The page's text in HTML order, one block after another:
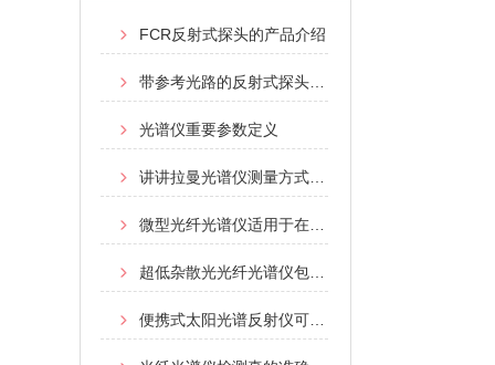
FCR反射式探头的产品介绍
光谱仪重要参数定义